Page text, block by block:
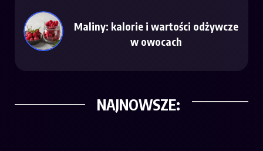
Maliny: kalorie i wartości odżywcze
w owocach
NAJNOWSZE: